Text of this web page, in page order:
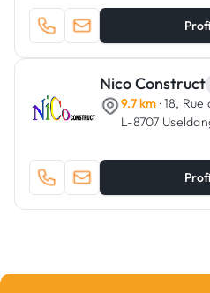
Nico Construct
9.7 km · 18,
L-8707